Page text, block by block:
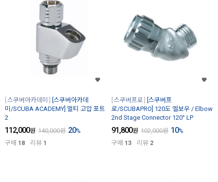
스쿠버아카데미
[스쿠버아카데
미/SCUBA ACADEMY] 멀티 고압 포트
2
112,000원 140,000원 20%
구매 18 리뷰 1
스쿠버프로
[스쿠버프
로/SCUBAPRO] 120도 엘보우 / Elbow
2nd Stage Connector 120° LP
91,800원 102,000원 10%
구매 13 리뷰 2